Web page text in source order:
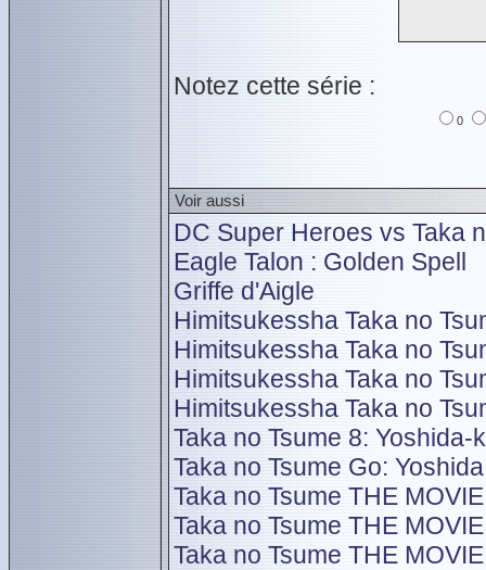
Notez cette série :
0
Voir aussi
DC Super Heroes vs Taka
Eagle Talon : Golden Spell
Griffe d'Aigle
Himitsukessha Taka no
Himitsukessha Taka no
Himitsukessha Taka no
Himitsukessha Taka no
Taka no Tsume 8: Yoshida-
Taka no Tsume Go:
Taka no Tsume THE MOVIE
Taka no Tsume THE
Taka no Tsume THE